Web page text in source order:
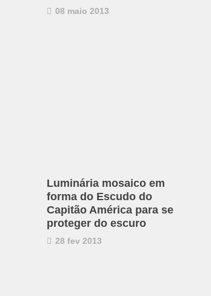
08 maio 2013
Luminária mosaico em
forma do Escudo do
Capitão América para se
proteger do escuro
28 fev 2013